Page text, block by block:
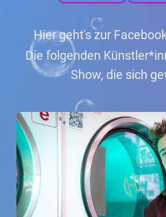
Hier geht's zur
Die folgenden
Show, die sich